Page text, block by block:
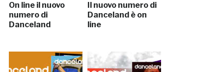
On line il nuovo
numero di
Danceland
Il nuovo numero di
Danceland è on
line